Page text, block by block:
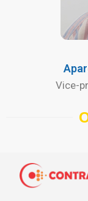
Vice-